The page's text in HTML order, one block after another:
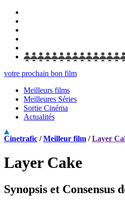
votre prochain bon film
Meilleurs films
Meilleures Séries
Sortie Cinéma
Actualités
Cinetrafic /Meilleur film /Layer
Layer Cake
Synopsis et Consensus